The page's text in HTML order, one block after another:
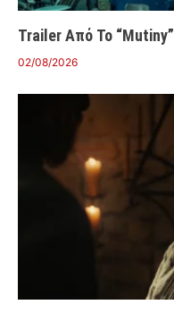
Trailer Από Το “Mutiny”
02/08/2026